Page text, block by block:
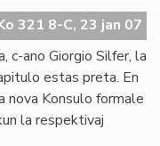
en
321 8-C, 23 jan 07
c-ano Giorgio Silfer, la
estas preta. En
nova Konsulo formale
la respektivaj